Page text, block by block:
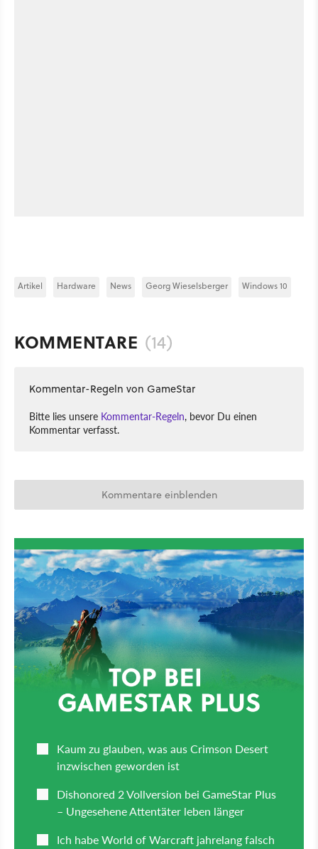
Artikel Hardware News Georg Wieselsberger Windows 10
KOMMENTARE (14)
Kommentar-Regeln von GameStar
Bitte lies unsere Kommentar-Regeln, bevor Du einen
Kommentar verfasst.
Kommentare einblenden